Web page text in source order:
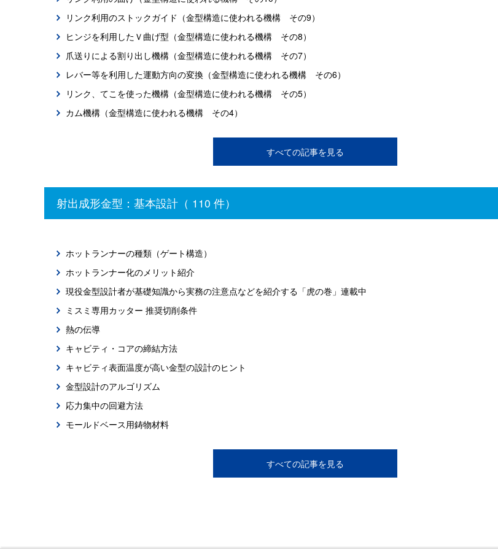
リンク利用のストックガイド（金型構造に使われる機構 その9）
ヒンジを利用したＶ曲げ型（金型構造に使われる機構 その8）
爪送りによる割り出し機構（金型構造に使われる機構 その7）
レバー等を利用した運動方向の変換（金型構造に使われる機構 その6）
リンク、てこを使った機構（金型構造に使われる機構 その5）
カム機構（金型構造に使われる機構 その4）
すべての記事を見る
射出成形金型：基本設計（ 110 件）
ホットランナーの種類（ゲート構造）
ホットランナー化のメリット紹介
現役金型設計者が基礎知識から実務の注意点などを紹介する「虎の巻」連載中
ミスミ専用カッター 推奨切削条件
熱の伝導
キャビティ・コアの締結方法
キャビティ表面温度が高い金型の設計のヒント
金型設計のアルゴリズム
応力集中の回避方法
モールドベース用鋳物材料
すべての記事を見る